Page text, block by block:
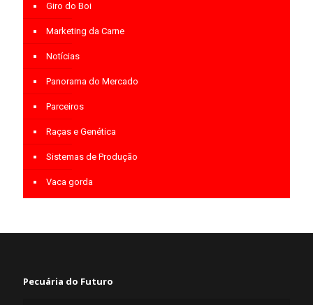
Giro do Boi
Marketing da Carne
Notícias
Panorama do Mercado
Parceiros
Raças e Genética
Sistemas de Produção
Vaca gorda
Pecuária do Futuro